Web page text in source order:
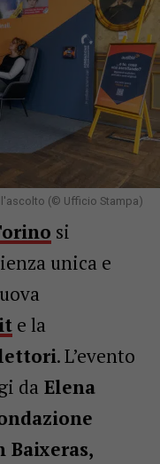
(© Ufficio Stampa)
si
unica e
e la
. L’evento
da Elena
Baixeras,